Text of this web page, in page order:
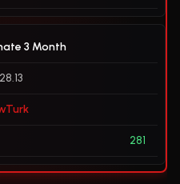
3 Month
281